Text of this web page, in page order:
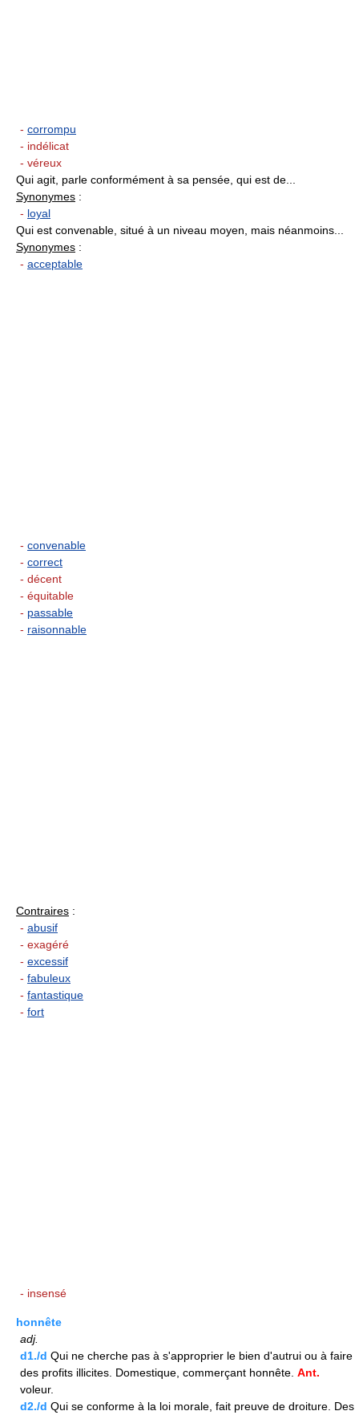
- corrompu
- indélicat
- véreux
Qui agit, parle conformément à sa pensée, qui est de...
Synonymes :
- loyal
Qui est convenable, situé à un niveau moyen, mais néanmoins...
Synonymes :
- acceptable
- convenable
- correct
- décent
- équitable
- passable
- raisonnable
Contraires :
- abusif
- exagéré
- excessif
- fabuleux
- fantastique
- fort
- insensé
honnête
adj.
d1./d Qui ne cherche pas à s'approprier le bien d'autrui ou à faire
des profits illicites. Domestique, commerçant honnête. Ant.
voleur.
d2./d Qui se conforme à la loi morale, fait preuve de droiture. Des